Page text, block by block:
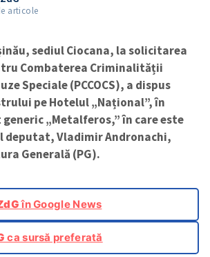
articole
sediul Ciocana, la solicitarea
Combaterea Criminalității
Speciale (PCCOCS), a dispus
pe Hotelul „Național”, în
„Metalferos,” în care este
Vladimir Andronachi,
Generală (PG).
în Google News
ca sursă preferată